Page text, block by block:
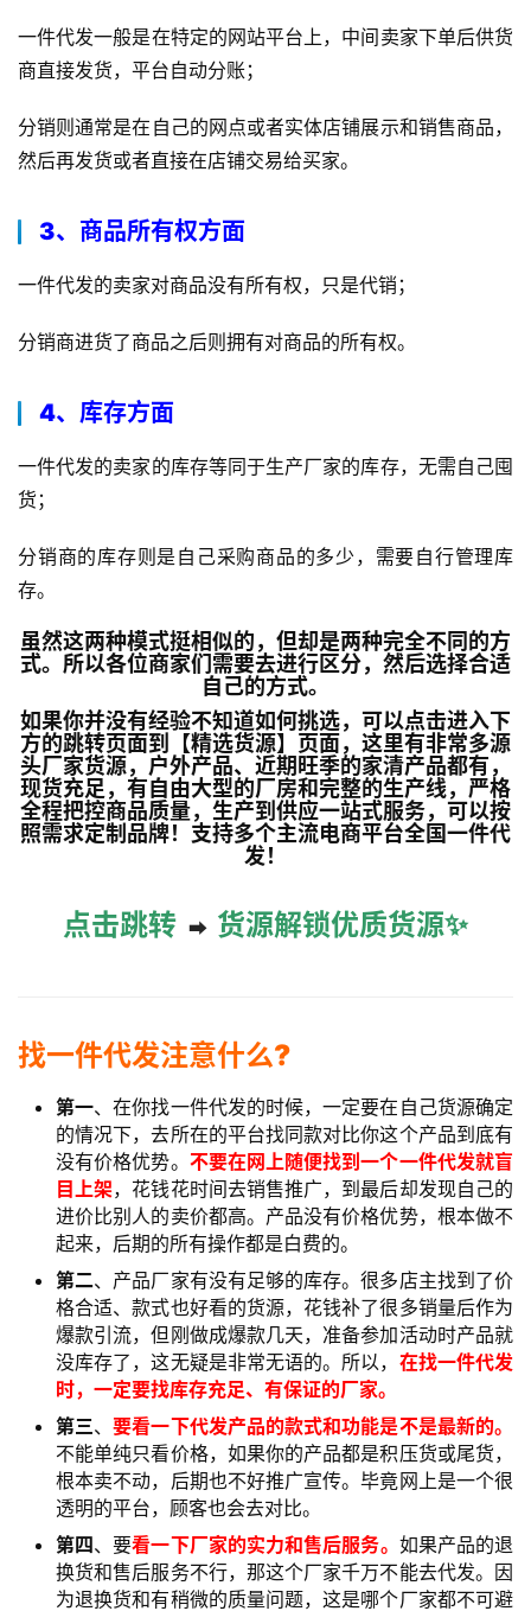
一件代发一般是在特定的网站平台上，中间卖家下单后供货
商直接发货，平台自动分账；
分销则通常是在自己的网点或者实体店铺展示和销售商品，
然后再发货或者直接在店铺交易给买家。
3、商品所有权方面
一件代发的卖家对商品没有所有权，只是代销；
分销商进货了商品之后则拥有对商品的所有权。
4、库存方面
一件代发的卖家的库存等同于生产厂家的库存，无需自己囤
货；
分销商的库存则是自己采购商品的多少，需要自行管理库
存。
虽然这两种模式挺相似的，但却是两种完全不同的方
式。所以各位商家们需要去进行区分，然后选择合适
自己的方式。
如果你并没有经验不知道如何挑选，可以点击进入下
方的跳转页面到【精选货源】页面，这里有非常多源
头厂家货源，户外产品、近期旺季的家清产品都有，
现货充足，有自由大型的厂房和完整的生产线，严格
全程把控商品质量，生产到供应一站式服务，可以按
照需求定制品牌！支持多个主流电商平台全国一件代
发！
点击跳转 ➡ 货源解锁优质货源✨
找一件代发注意什么?
第一、在你找一件代发的时候，一定要在自己货源确定
的情况下，去所在的平台找同款对比你这个产品到底有
没有价格优势。 不要在网上随便找到一个一件代发就盲
目上架，花钱花时间去销售推广，到最后却发现自己的
进价比别人的卖价都高。产品没有价格优势，根本做不
起来，后期的所有操作都是白费的。
第二、产品厂家有没有足够的库存。很多店主找到了价
格合适、款式也好看的货源，花钱补了很多销量后作为
爆款引流，但刚做成爆款几天，准备参加活动时产品就
没库存了，这无疑是非常无语的。所以， 在找一件代发
时，一定要找库存充足、有保证的厂家。
第三、要看一下代发产品的款式和功能是不是最新的。
不能单纯只看价格，如果你的产品都是积压货或尾货，
根本卖不动，后期也不好推广宣传。毕竟网上是一个很
透明的平台，顾客也会去对比。
第四、要看一下厂家的实力和售后服务。 如果产品的退
换货和售后服务不行，那这个厂家千万不能去代发。因
为退换货和有稍微的质量问题，这是哪个厂家都不可避